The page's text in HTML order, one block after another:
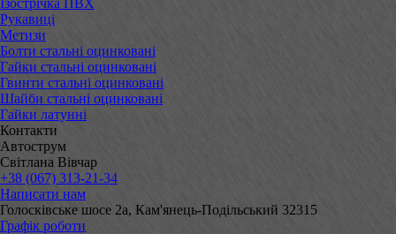
Рукавиці
Метизи
Болти стальні оцинковані
Гайки стальні оцинковані
Гвинти стальні оцинковані
Шайби стальні оцинковані
Гайки латунні
Контакти
Автострум
Світлана Вівчар
+38 (067) 313-21-34
Написати нам
Голосківське шосе 2а, Кам'янець-Подільський 32315
Графік роботи